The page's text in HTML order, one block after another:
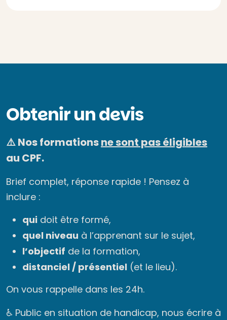
Obtenir un devis
⚠️ Nos formationsne sont pas éligibles
au CPF.
Brief complet, réponse rapide ! Pensez à
inclure :
qui doit être formé,
quel niveau à l’apprenant sur le sujet,
l’objectif de la formation,
distanciel / présentiel (et le lieu).
On vous rappelle dans les 24h.
♿ Public en situation de handicap, nous écrire à